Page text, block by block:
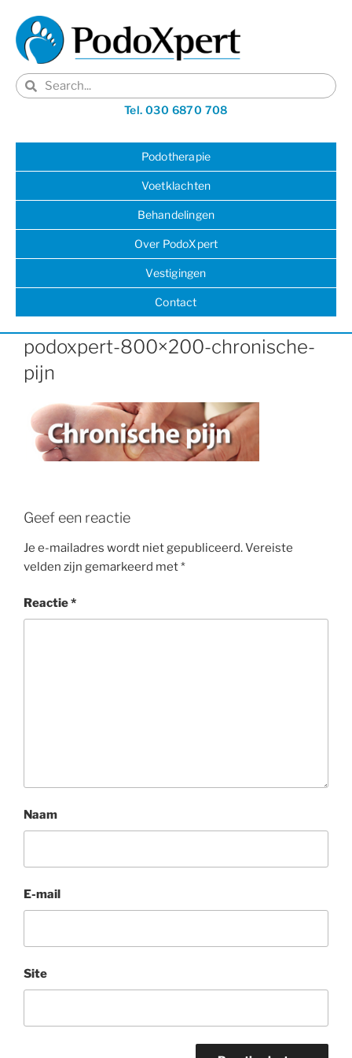
Tel. 030 6870 708
Podotherapie
Voetklachten
Behandelingen
Over PodoXpert
Vestigingen
Contact
podoxpert-800×200-chronische-
pijn
Geef een reactie
Je e-mailadres wordt niet gepubliceerd.Vereiste
velden zijn gemarkeerd met*
Reactie*
Naam
E-mail
Site